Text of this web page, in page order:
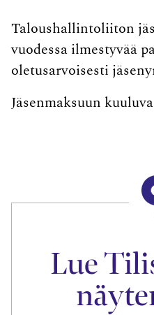
Taloushallintoliiton
vuodessa ilmestyvää
oletusarvoisesti
Jäsenmaksuun
Lue